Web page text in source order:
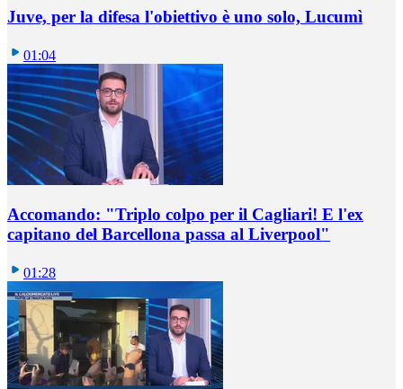
Juve, per la difesa l'obiettivo è uno solo, Lucumì
01:04
Accomando: "Triplo colpo per il Cagliari! E l'ex
capitano del Barcellona passa al Liverpool"
01:28